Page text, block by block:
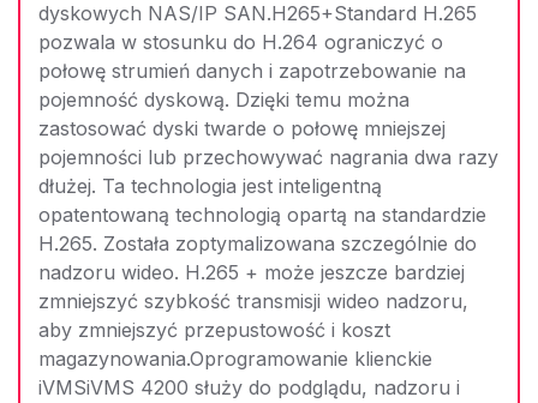
dyskowych NAS/IP SAN.H265+Standard H.265
pozwala w stosunku do H.264 ograniczyć o
połowę strumień danych i zapotrzebowanie na
pojemność dyskową. Dzięki temu można
zastosować dyski twarde o połowę mniejszej
pojemności lub przechowywać nagrania dwa razy
dłużej. Ta technologia jest inteligentną
opatentowaną technologią opartą na standardzie
H.265. Została zoptymalizowana szczególnie do
nadzoru wideo. H.265 + może jeszcze bardziej
zmniejszyć szybkość transmisji wideo nadzoru,
aby zmniejszyć przepustowość i koszt
magazynowania.Oprogramowanie klienckie
iVMSiVMS 4200 służy do podglądu, nadzoru i